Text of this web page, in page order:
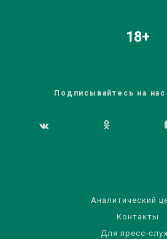
18+
Подписывайтесь на
Аналитический
Контакты
Для пресс-